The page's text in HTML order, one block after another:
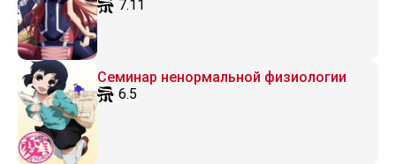
7.11
Семинар ненормальной физиологии
6.5